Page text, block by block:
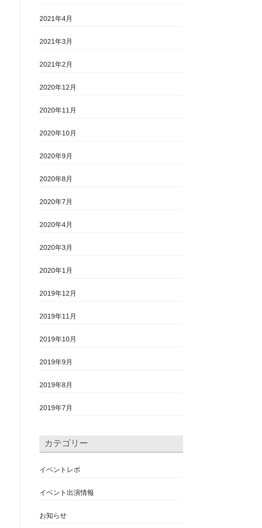
2021年4月
2021年3月
2021年2月
2020年12月
2020年11月
2020年10月
2020年9月
2020年8月
2020年7月
2020年4月
2020年3月
2020年1月
2019年12月
2019年11月
2019年10月
2019年9月
2019年8月
2019年7月
カテゴリー
イベントレポ
イベント出演情報
お知らせ